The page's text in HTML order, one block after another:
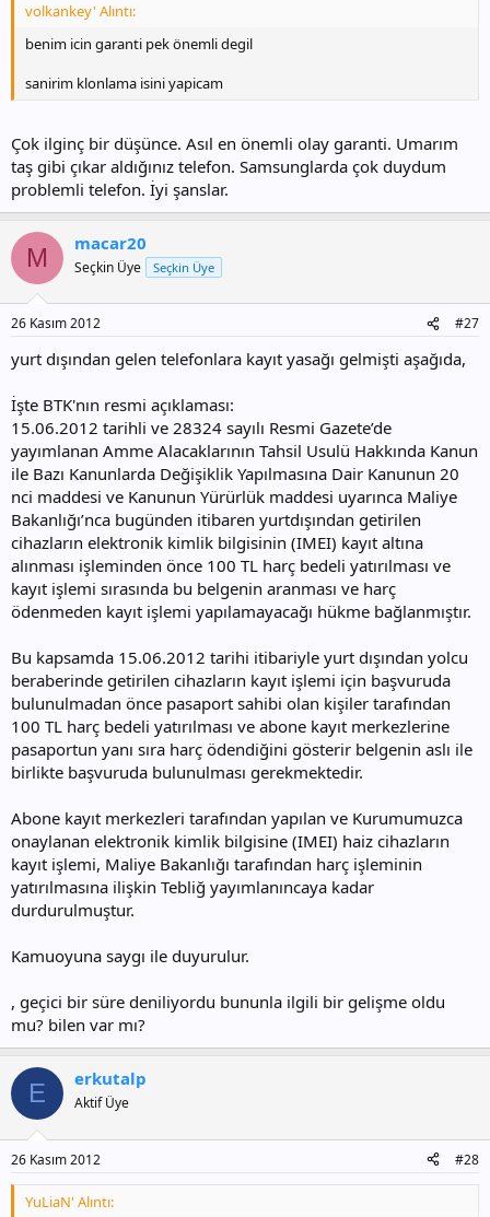
volkankey' Alıntı:
benim icin garanti pek önemli degil
sanirim klonlama isini yapicam
Çok ilginç bir düşünce. Asıl en önemli olay garanti. Umarım
taş gibi çıkar aldığınız telefon. Samsunglarda çok duydum
problemli telefon. İyi şanslar.
M macar20
Seçkin Üye Seçkin Üye
26 Kasım 2012 #27
yurt dışından gelen telefonlara kayıt yasağı gelmişti aşağıda,
İşte BTK'nın resmi açıklaması:
15.06.2012 tarihli ve 28324 sayılı Resmi Gazete’de
yayımlanan Amme Alacaklarının Tahsil Usulü Hakkında Kanun
ile Bazı Kanunlarda Değişiklik Yapılmasına Dair Kanunun 20
nci maddesi ve Kanunun Yürürlük maddesi uyarınca Maliye
Bakanlığı’nca bugünden itibaren yurtdışından getirilen
cihazların elektronik kimlik bilgisinin (IMEI) kayıt altına
alınması işleminden önce 100 TL harç bedeli yatırılması ve
kayıt işlemi sırasında bu belgenin aranması ve harç
ödenmeden kayıt işlemi yapılamayacağı hükme bağlanmıştır.
Bu kapsamda 15.06.2012 tarihi itibariyle yurt dışından yolcu
beraberinde getirilen cihazların kayıt işlemi için başvuruda
bulunulmadan önce pasaport sahibi olan kişiler tarafından
100 TL harç bedeli yatırılması ve abone kayıt merkezlerine
pasaportun yanı sıra harç ödendiğini gösterir belgenin aslı ile
birlikte başvuruda bulunulması gerekmektedir.
Abone kayıt merkezleri tarafından yapılan ve Kurumumuzca
onaylanan elektronik kimlik bilgisine (IMEI) haiz cihazların
kayıt işlemi, Maliye Bakanlığı tarafından harç işleminin
yatırılmasına ilişkin Tebliğ yayımlanıncaya kadar
durdurulmuştur.
Kamuoyuna saygı ile duyurulur.
, geçici bir süre deniliyordu bununla ilgili bir gelişme oldu
mu? bilen var mı?
E erkutalp
Aktif Üye
26 Kasım 2012 #28
YuLiaN' Alıntı: